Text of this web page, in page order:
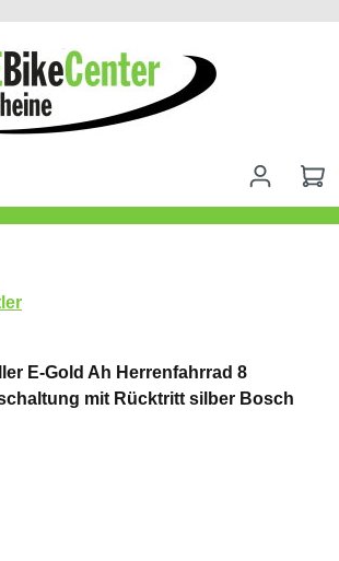
E-Gold Ah Herrenfahrrad 8
mit Rücktritt silber Bosch